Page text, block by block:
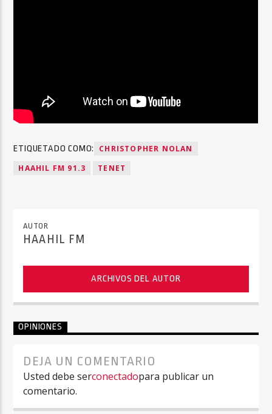
ETIQUETADO COMO:
CHRISTOPHER NOLAN
HAAHIL FM 91.3
TENET
AUTOR
HAAHIL FM
ARCHIVOS DEL AUTOR
OPINIONES
DEJA UN COMENTARIO
Usted debe serconectadopara publicar un
comentario.